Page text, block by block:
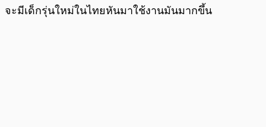
จะมีเด็กรุ่นใหม่ในไทยหันมาใช้งานมันมากขึ้น